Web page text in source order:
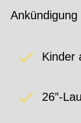
Kinder
26”-